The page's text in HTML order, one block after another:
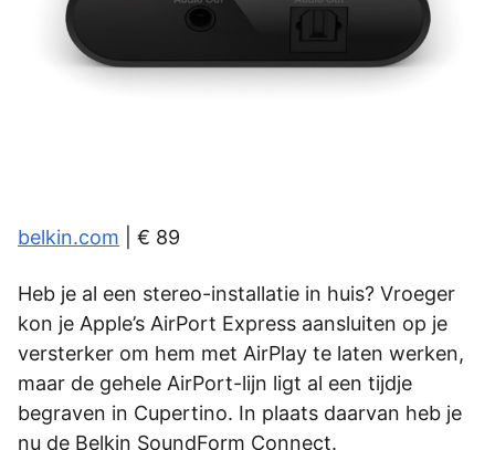
belkin.com | € 89
Heb je al een stereo-installatie in huis? Vroeger
kon je Apple’s AirPort Express aansluiten op je
versterker om hem met AirPlay te laten werken,
maar de gehele AirPort-lijn ligt al een tijdje
begraven in Cupertino. In plaats daarvan heb je
nu de Belkin SoundForm Connect.